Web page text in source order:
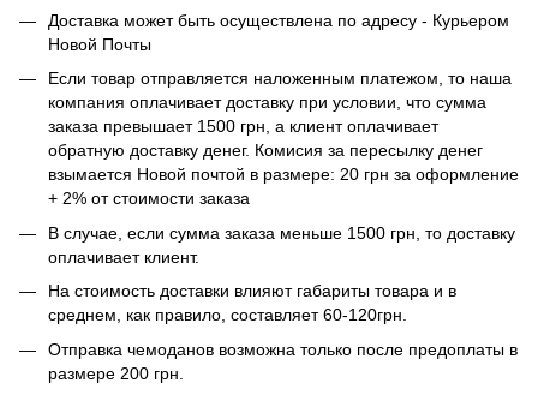
Доставка может быть осуществлена по адресу - Курьером
Новой Почты
Если товар отправляется наложенным платежом, то наша
компания оплачивает доставку при условии, что сумма
заказа превышает 1500 грн, а клиент оплачивает
обратную доставку денег. Комисия за пересылку денег
взымается Новой почтой в размере: 20 грн за оформление
+ 2% от стоимости заказа
В случае, если сумма заказа меньше 1500 грн, то доставку
оплачивает клиент.
На стоимость доставки влияют габариты товара и в
среднем, как правило, составляет 60-120грн.
Отправка чемоданов возможна только после предоплаты в
размере 200 грн.